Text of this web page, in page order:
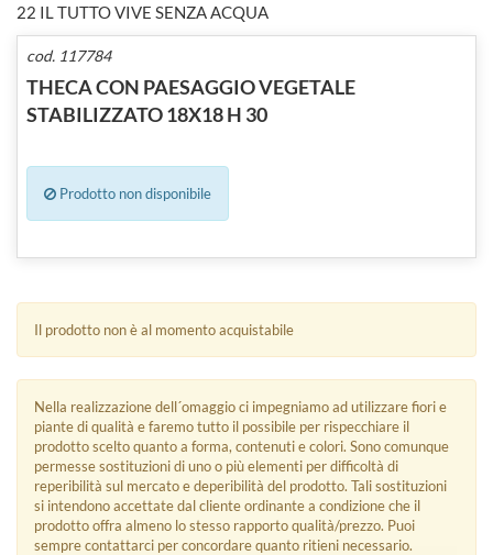
22 IL TUTTO VIVE SENZA ACQUA
cod. 117784
THECA CON PAESAGGIO VEGETALE
STABILIZZATO 18X18 H 30
Prodotto non disponibile
Il prodotto non è al momento acquistabile
Nella realizzazione dell´omaggio ci impegniamo ad utilizzare fiori e
piante di qualità e faremo tutto il possibile per rispecchiare il
prodotto scelto quanto a forma, contenuti e colori. Sono comunque
permesse sostituzioni di uno o più elementi per difficoltà di
reperibilità sul mercato e deperibilità del prodotto. Tali sostituzioni
si intendono accettate dal cliente ordinante a condizione che il
prodotto offra almeno lo stesso rapporto qualità/prezzo. Puoi
sempre contattarci per concordare quanto ritieni necessario.